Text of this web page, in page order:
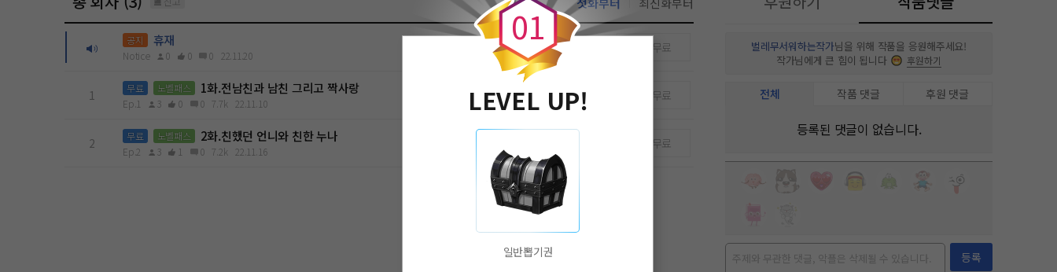
공지 휴재
Notice 0 0 0 22.11.20
무료
1 무료 노벨패스 1화.전남친과 남친 그리고 짝사랑
Ep.1 3 0 0 7.7k 22.11.10
무료
2 무료 노벨패스 2화.친했던 언니와 친한 누나
Ep.2 3 1 0 7.2k 22.11.16
무료
벌레무서워하는작가님을 위해 작품을 응원해주세요!
작가님에게 큰 힘이 됩니다
후원하기
전체 작품 댓글 후원 댓글
등록된 댓글이 없습니다.
등록
01
LEVEL UP!
일반뽑기권